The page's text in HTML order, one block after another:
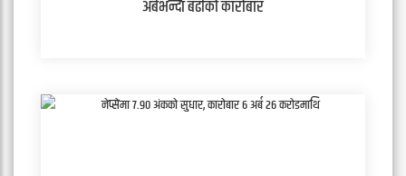
अर्बभन्दा बढीको कारोबार